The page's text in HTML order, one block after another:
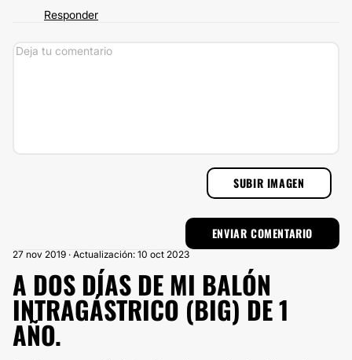
Responder
SUBIR IMAGEN
27 nov 2019 · Actualización: 10 oct 2023
A DOS DÍAS DE MI BALÓN
INTRAGÁSTRICO (BIG) DE 1
AÑO.